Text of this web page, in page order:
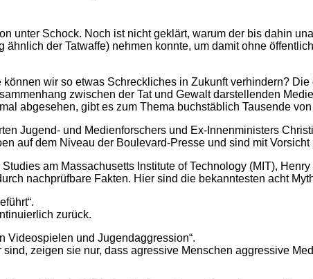
unter Schock. Noch ist nicht geklärt, warum der bis dahin
der Tatwaffe) nehmen konnte, um damit ohne
wir so etwas Schreckliches in Zukunft verhindern?
zwischen der Tat und Gewalt darstellenden
abgesehen, gibt es zum Thema buchstäblich Tausende
Jugend- und Medienforschers und Ex-Innenministers
auf dem Niveau der Boulevard-Presse und sind mit Vorsicht
am Massachusetts Institute of Technology (MIT),
nachprüfbare Fakten. Hier sind die bekanntesten acht
zurück.
Videospielen und Jugendaggression“.
zeigen sie nur, dass agressive Menschen aggressive